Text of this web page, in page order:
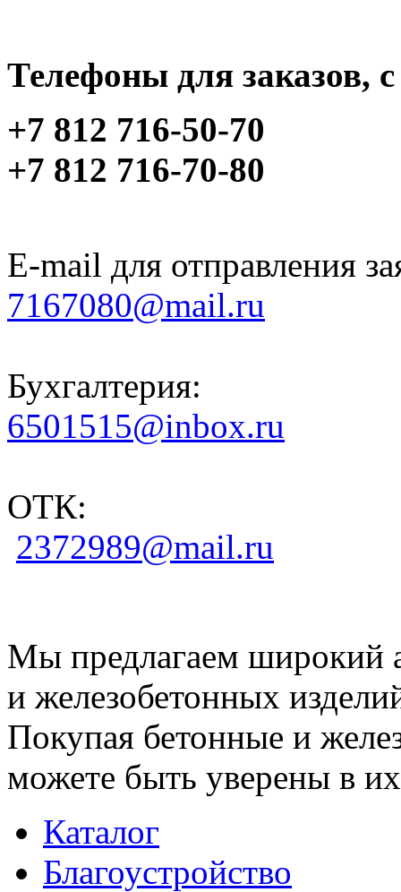
Телефоны для заказов,
+7 812 716-50-70
+7 812 716-70-80
E-mail для отправления
7167080@mail.ru
Бухгалтерия:
6501515@inbox.ru
ОТК:
2372989@mail.ru
Мы предлагаем широкий
и железобетонных
Покупая бетонные и
можете быть уверены в их
Каталог
Благоустройство